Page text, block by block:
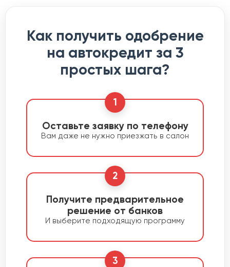
Как получить одобрение
на автокредит за 3
простых шага?
1
Оставьте заявку по телефону
Вам даже не нужно приезжать в салон
2
Получите предварительное
решение от банков
И выберите подходящую программу
3